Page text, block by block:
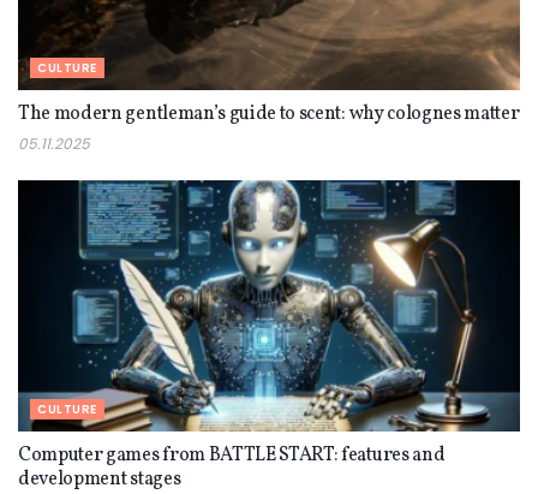
CULTURE
The modern gentleman’s guide to scent: why colognes matter
05.11.2025
CULTURE
Computer games from BATTLE START: features and
development stages